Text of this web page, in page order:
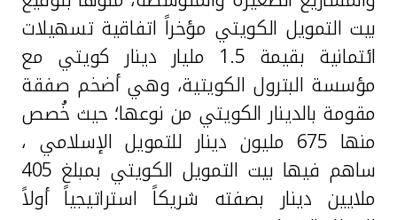
بيت التمويل الكويتي مؤخراً اتفاقية تسهيلات
ائتمانية بقيمة 1.5 مليار دينار كويتي مع
مؤسسة البترول الكويتية، وهي أضخم صفقة
مقومة بالدينار الكويتي من نوعها؛ حيث خُصص
منها 675 مليون دينار للتمويل الإسلامي ،
ساهم فيها بيت التمويل الكويتي بمبلغ 405
ملايين دينار بصفته شريكاً استراتيجياً أولاً